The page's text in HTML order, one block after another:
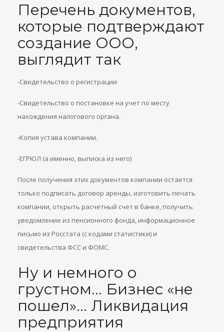
Перечень документов,
которые подтверждают
создание ООО,
выглядит так
-Свидетельство о регистрации
-Свидетельство о постановке на учет по месту
нахождения налогового органа.
-Копия устава компании.
-ЕГРЮЛ (а именно, выписка из него)
После получения этих документов компании остается
только подписать договор аренды, изготовить печать
компании, открыть расчетный счет в банке, получить
уведомление из пенсионного фонда, информационное
письмо из Росстата (с кодами статистики) и
свидетельства ФСС и ФОМС.
Ну и немного о
грустном… Бизнес «не
пошел»… Ликвидация
предприятия